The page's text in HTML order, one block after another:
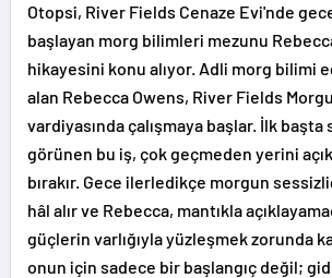
Otopsi, River Fields Cenaze Evi'nde
başlayan morg bilimleri mezunu
hikayesini konu alıyor. Adli morg bilimi
alan Rebecca Owens, River Fields
vardiyasında çalışmaya başlar. İlk başta
görünen bu iş, çok geçmeden yerini
bırakır. Gece ilerledikçe morgun
hâl alır ve Rebecca, mantıkla
güçlerin varlığıyla yüzleşmek zorunda
onun için sadece bir başlangıç değil;